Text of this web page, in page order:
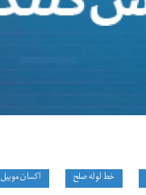
خط لوله صلح
اکسان موبیل